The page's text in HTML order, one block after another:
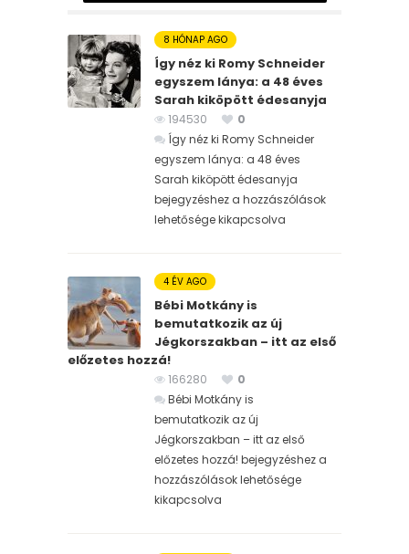
8 HÓNAP AGO
Így néz ki Romy Schneider
egyszem lánya: a 48 éves
Sarah kiköpött édesanyja
194530
0
Így néz ki Romy Schneider
egyszem lánya: a 48 éves
Sarah kiköpött édesanyja
bejegyzéshez a hozzászólások
lehetősége kikapcsolva
4 ÉV AGO
Bébi Motkány is
bemutatkozik az új
Jégkorszakban – itt az első
előzetes hozzá!
166280
0
Bébi Motkány is
bemutatkozik az új
Jégkorszakban – itt az első
előzetes hozzá! bejegyzéshez a
hozzászólások lehetősége
kikapcsolva